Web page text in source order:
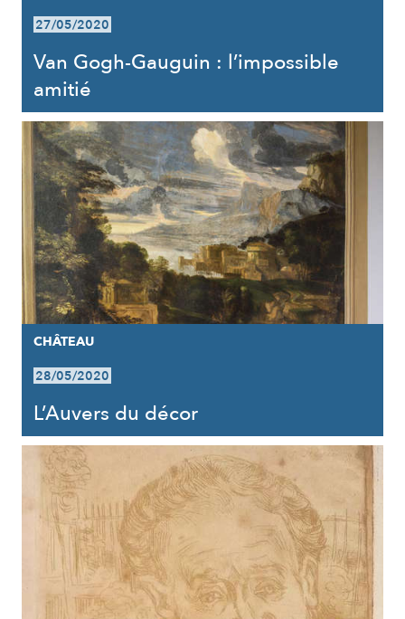
27/05/2020
Van Gogh-Gauguin : l’impossible
amitié
CHÂTEAU
28/05/2020
L’Auvers du décor